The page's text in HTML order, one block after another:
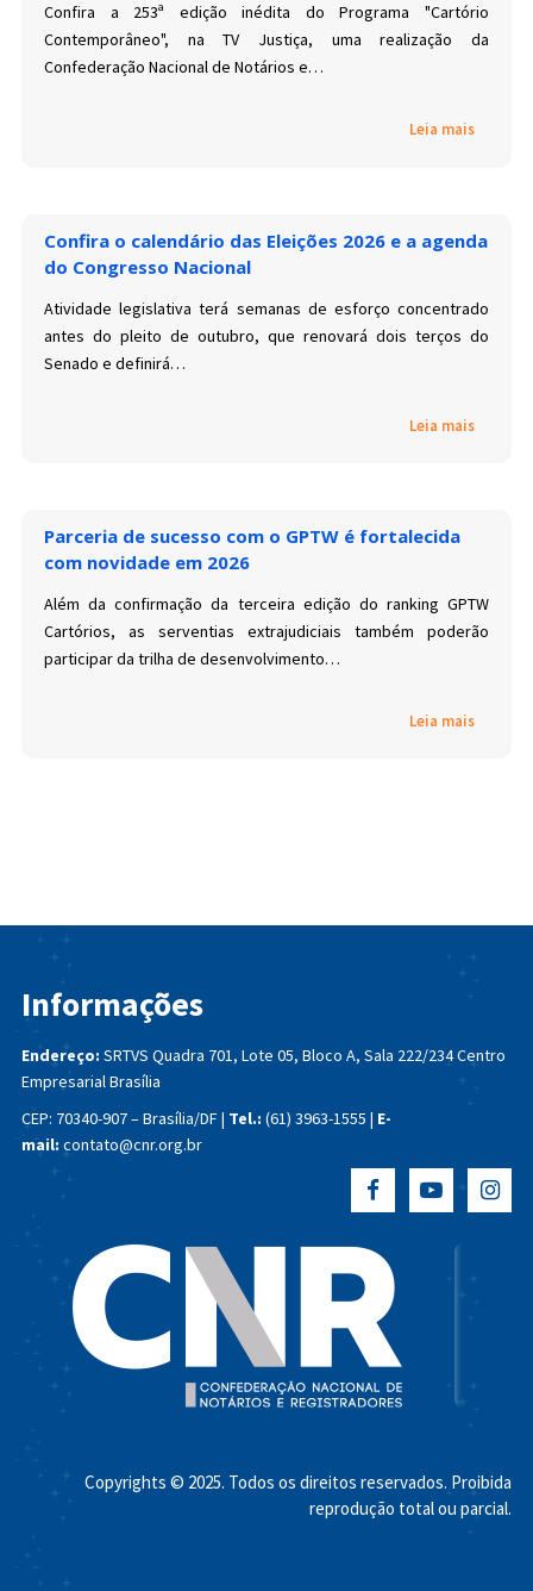
Confira a 253ª edição inédita do Programa "Cartório
Contemporâneo", na TV Justiça, uma realização da
Confederação Nacional de Notários e…
Leia mais
Confira o calendário das Eleições 2026 e a agenda
do Congresso Nacional
Atividade legislativa terá semanas de esforço concentrado
antes do pleito de outubro, que renovará dois terços do
Senado e definirá…
Leia mais
Parceria de sucesso com o GPTW é fortalecida
com novidade em 2026
Além da confirmação da terceira edição do ranking GPTW
Cartórios, as serventias extrajudiciais também poderão
participar da trilha de desenvolvimento…
Leia mais
Informações
Endereço: SRTVS Quadra 701, Lote 05, Bloco A, Sala 222/234Centro
Empresarial Brasília
CEP: 70340-907 – Brasília/DF | Tel.: (61) 3963-1555 | E-
mail: contato@cnr.org.br
Copyrights © 2025. Todos os direitos reservados. Proibida
reprodução total ou parcial.